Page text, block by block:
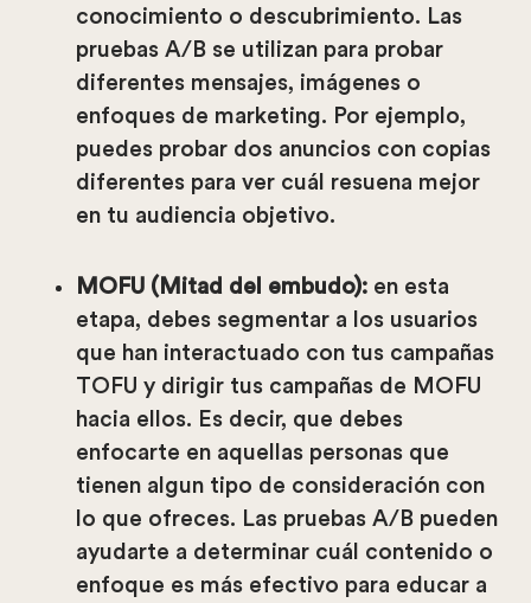
conocimiento o descubrimiento. Las
pruebas A/B se utilizan para probar
diferentes mensajes, imágenes o
enfoques de marketing. Por ejemplo,
puedes probar dos anuncios con copias
diferentes para ver cuál resuena mejor
en tu audiencia objetivo.
MOFU (Mitad del embudo): en esta
etapa, debes segmentar a los usuarios
que han interactuado con tus campañas
TOFU y dirigir tus campañas de MOFU
hacia ellos. Es decir, que debes
enfocarte en aquellas personas que
tienen algun tipo de consideración con
lo que ofreces. Las pruebas A/B pueden
ayudarte a determinar cuál contenido o
enfoque es más efectivo para educar a